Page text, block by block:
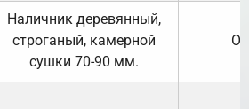
Наличник деревянный,
строганый, камерной
сушки 70-90 мм.